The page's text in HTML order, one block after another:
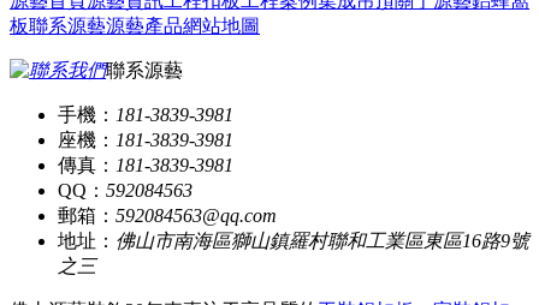
板聯系源藝源藝產品網站地圖
聯系源藝
手機： 181-3839-3981
座機： 181-3839-3981
傳真： 181-3839-3981
QQ： 592084563
郵箱： 592084563@qq.com
地址： 佛山市南海區獅山鎮羅村聯和工業區東區16路9號
之三